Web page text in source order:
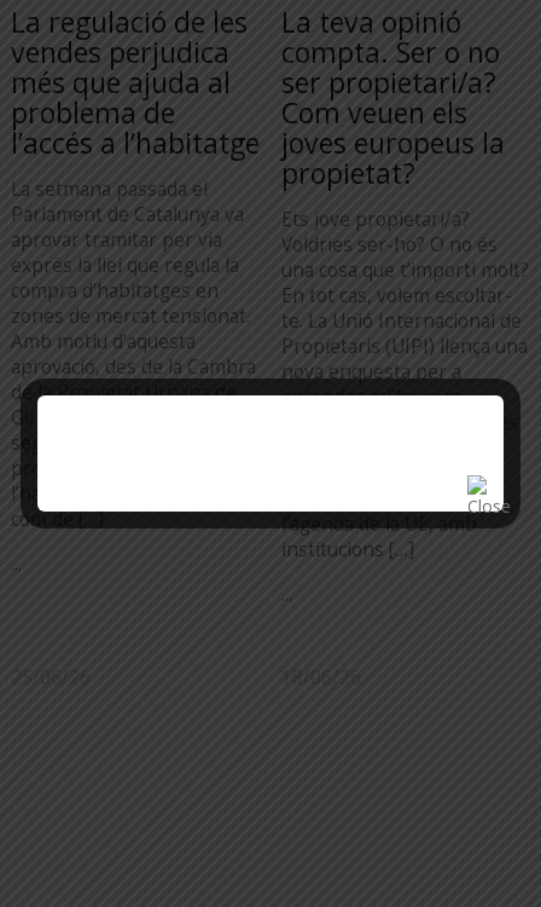
La regulació de les
vendes perjudica
més que ajuda al
problema de
l’accés a l’habitatge
La setmana passada el
Parlament de Catalunya va
aprovar tramitar per via
exprés la llei que regula la
compra d’habitatges en
zones de mercat tensionat.
Amb motiu d’aquesta
aprovació, des de la Cambra
de la Propietat Urbana de
Girona volem fer les
següents consideracions. El
problema de l’accés a
l’habitatge, tant de compra
com de […]
...
La teva opinió
compta. Ser o no
ser propietari/a?
Com veuen els
joves europeus la
propietat?
Ets jove propietari/a?
Voldries ser-ho? O no és
una cosa que t’importi molt?
En tot cas, volem escoltar-
te. La Unió Internacional de
Propietaris (UIPI) llença una
nova enquesta per a
entendre millor com
L’habitatge s’ha convertit
en una prioritat clau en
l’agenda de la UE, amb
institucions […]
...
25/06/26 18/06/26